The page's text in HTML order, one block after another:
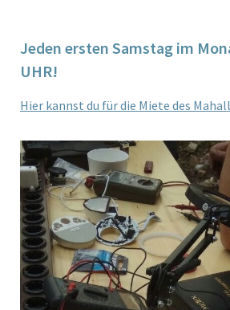
Jeden ersten Samstag im
UHR!
Hier kannst du für die Miete des